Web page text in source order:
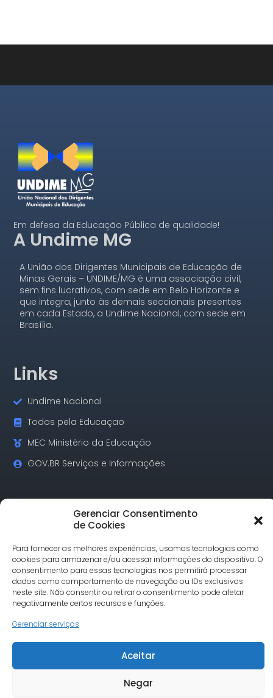
Gerenciar Consentimento
de Cookies
Para fornecer as melhores experiências, usamos tecnologias como
cookies para armazenar e/ou acessar informações do dispositivo. O
consentimento para essas tecnologias nos permitirá processar
dados como comportamento de navegação ou IDs exclusivos
neste site. Não consentir ou retirar o consentimento pode afetar
negativamente certos recursos e funções.
Gerenciar serviços
Aceitar
Negar
Em defesa da Educação Pública de qualidade!
A Undime MG
A União dos Dirigentes Municipais de Educação de
Minas Gerais – UNDIME/MG é uma associação civil,
sem fins lucrativos, com sede em Belo Horizonte e
que integra, junto às demais seccionais presentes
em cada Estado, a Undime Nacional, com sede em
Brasília.
Links
Undime Nacional
Todos pela Educaçao
MEC Ministério da Educação
GOV.BR Serviços e Informações
Contatos
Rua Alagoas, 730 Sala 18 Funcionários Cep: 30.130-160
Belo Horizonte/MG
Tel.: (31) 3342-1748
comunicacao@undimemg.org.br
por Severo7